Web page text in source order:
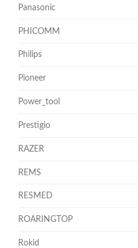
Panasonic
PHICOMM
Philips
Pioneer
Power_tool
Prestigio
RAZER
REMS
RESMED
ROARINGTOP
Rokid